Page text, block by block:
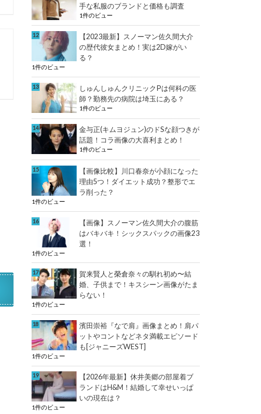
手な私服のブランドと価格も調査
1件のビュー
【2023最新】スノーマン佐久間大介
の歴代彼女まとめ！実は2D嫁がい
る？
1件のビュー
しゅんしゅんクリニックPは何科の医
師？勤務先の病院は埼玉にある？
1件のビュー
金与正(キムヨジュン)のドSな顔つきが
話題！コラ画像の大喜利まとめ！
1件のビュー
【画像比較】川口春奈が小顔になった
理由5つ！ダイエット成功？整形でエ
ラ削った？
1件のビュー
【画像】スノーマン佐久間大介の腹筋
はバキバキ！シックスパックの画像23
選！
1件のビュー
賀来賢人と榮倉奈々の馴れ初め〜結
婚、子供まで！キスシーン画像がたま
らない！
1件のビュー
濱田崇裕『なで肩』画像まとめ！肩パ
ットやコントなどネタ満載エピソード
も[ジャニーズWEST]
1件のビュー
【2026年最新】休井美郷の部屋着ブ
ランドはH&M！結婚して幸せいっぱ
いの現在は？
1件のビュー